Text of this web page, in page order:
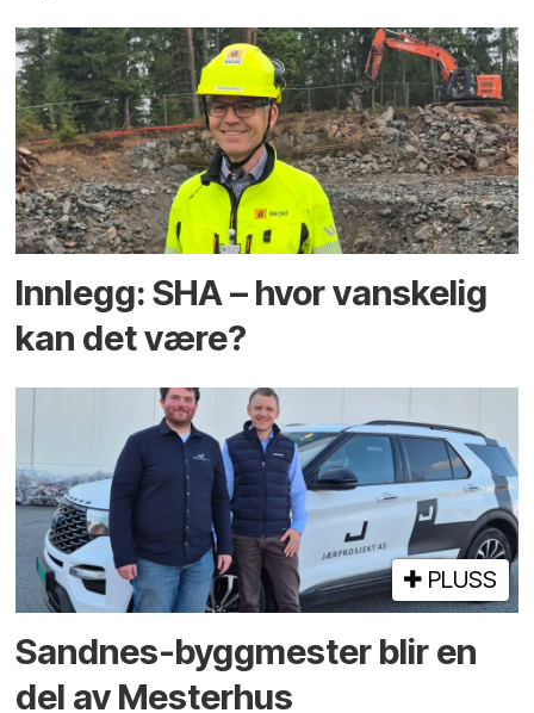
Innlegg: SHA – hvor vanskelig
kan det være?
PLUSS
Sandnes-byggmester blir en
del av Mesterhus